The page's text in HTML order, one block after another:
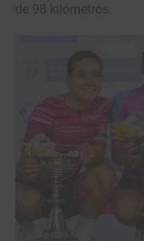
de 98 kilómetros.